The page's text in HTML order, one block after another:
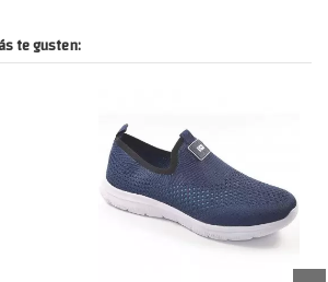
te gusten: